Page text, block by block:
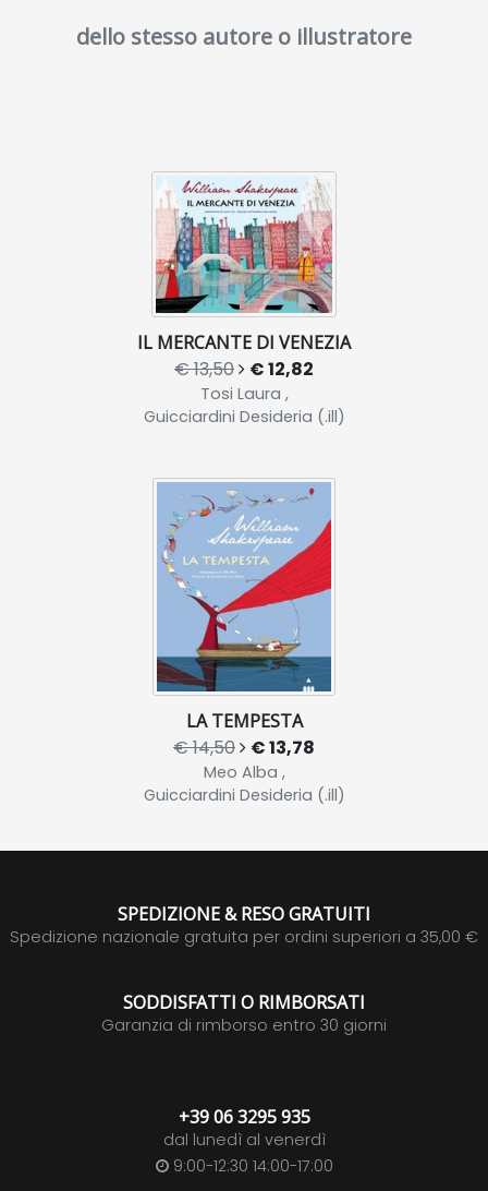
dello stesso autore o illustratore
IL MERCANTE DI VENEZIA
€ 13,50 € 12,82
Tosi Laura ,
Guicciardini Desideria (.ill)
LA TEMPESTA
€ 14,50 € 13,78
Meo Alba ,
Guicciardini Desideria (.ill)
SPEDIZIONE & RESO GRATUITI
Spedizione nazionale gratuita per ordini superiori a 35,00 €
SODDISFATTI O RIMBORSATI
Garanzia di rimborso entro 30 giorni
+39 06 3295 935
dal lunedì al venerdì
9:00-12:30 14:00-17:00